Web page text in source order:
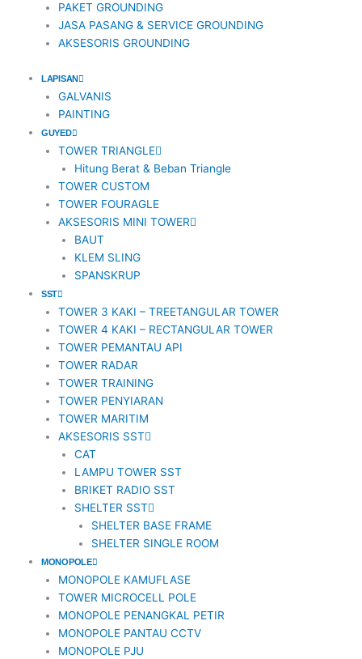
PAKET GROUNDING
JASA PASANG & SERVICE GROUNDING
AKSESORIS GROUNDING
LAPISAN
GALVANIS
PAINTING
GUYED
TOWER TRIANGLE
Hitung Berat & Beban Triangle
TOWER CUSTOM
TOWER FOURAGLE
AKSESORIS MINI TOWER
BAUT
KLEM SLING
SPANSKRUP
SST
TOWER 3 KAKI – TREETANGULAR TOWER
TOWER 4 KAKI – RECTANGULAR TOWER
TOWER PEMANTAU API
TOWER RADAR
TOWER TRAINING
TOWER PENYIARAN
TOWER MARITIM
AKSESORIS SST
CAT
LAMPU TOWER SST
BRIKET RADIO SST
SHELTER SST
SHELTER BASE FRAME
SHELTER SINGLE ROOM
MONOPOLE
MONOPOLE KAMUFLASE
TOWER MICROCELL POLE
MONOPOLE PENANGKAL PETIR
MONOPOLE PANTAU CCTV
MONOPOLE PJU